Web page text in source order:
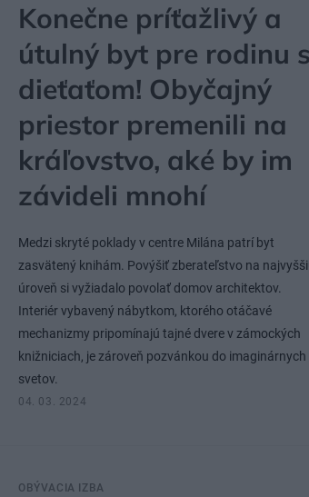
Konečne príťažlivý a
útulný byt pre rodinu s
dieťaťom! Obyčajný
priestor premenili na
kráľovstvo, aké by im
závideli mnohí
Medzi skryté poklady v centre Milána patrí byt
zasvätený knihám. Povýšiť zberateľstvo na
úroveň si vyžiadalo povolať domov architektov.
Interiér vybavený nábytkom, ktorého otáčavé
mechanizmy pripomínajú tajné dvere v zámockých
knižniciach, je zároveň pozvánkou do imaginárnych
svetov.
04. 03. 2024
OBÝVACIA IZBA